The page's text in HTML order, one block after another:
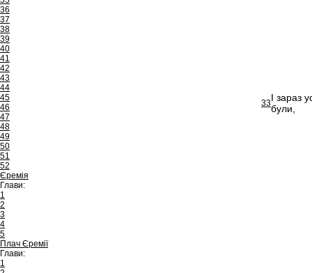
36
37
38
39
40
41
42
43
44
45
46
47
48
49
50
51
52
Єремія
Глави:
1
2
3
4
5
Плач Єремії
Глави:
1
33І зараз
були,